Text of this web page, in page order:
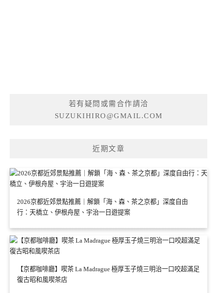
若有疑問或需合作請洽
SUZUKIHIRO@GMAIL.COM
近期文章
2026京都近郊景點推薦｜解鎖「海、森、茶之京都」深度自由
行：天橋立、伊根舟屋、宇治一日遊提案
【京都咖啡廳】喫茶 La Madrague 極厚玉子燒三明治一口咬超滿足
復古昭和風喫茶店